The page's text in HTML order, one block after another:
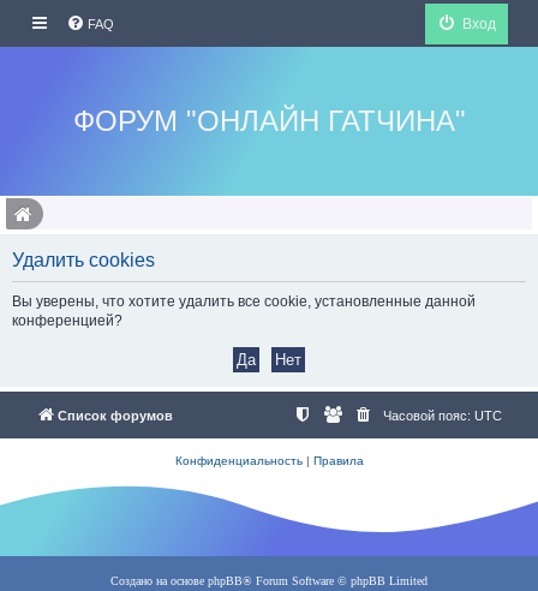
FAQ Вход
ФОРУМ "ОНЛАЙН ГАТЧИНА"
Удалить cookies
Вы уверены, что хотите удалить все cookie, установленные данной
конференцией?
Список форумов Часовой пояс: UTC
Конфиденциальность| Правила
Создано на основе phpBB® Forum Software © phpBB Limited